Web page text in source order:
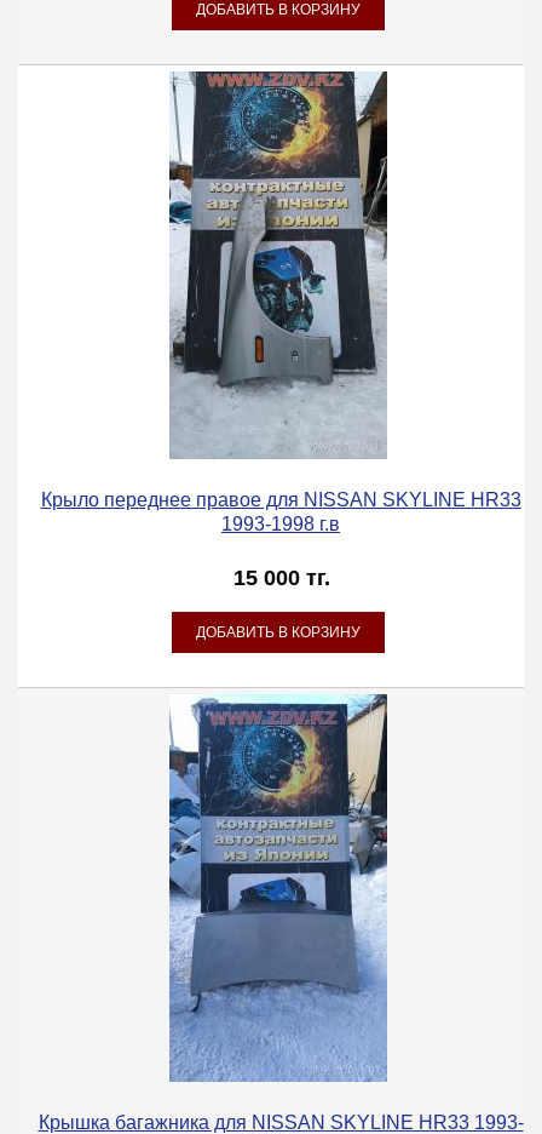
Крыло переднее правое для NISSAN SKYLINE HR33
1993-1998 г.в
15 000 тг.
Крышка багажника для NISSAN SKYLINE HR33 1993-